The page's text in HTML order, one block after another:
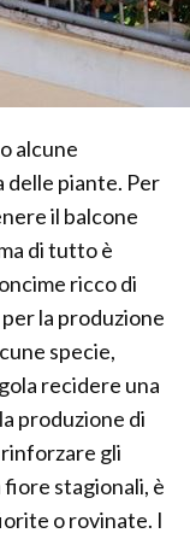
alcune
piante. Per
il balcone
di tutto è
ricco di
la produzione
specie,
recidere una
produzione di
gli
stagionali, è
o rovinate. I